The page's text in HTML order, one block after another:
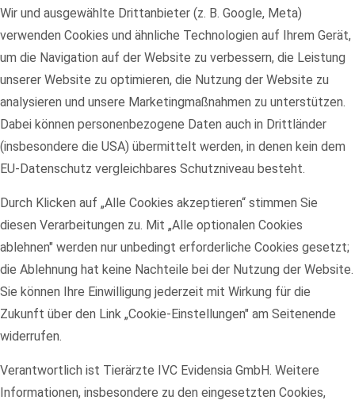
Wir und ausgewählte Drittanbieter (z. B. Google, Meta)
verwenden Cookies und ähnliche Technologien auf Ihrem Gerät,
um die Navigation auf der Website zu verbessern, die Leistung
unserer Website zu optimieren, die Nutzung der Website zu
analysieren und unsere Marketingmaßnahmen zu unterstützen.
Dabei können personenbezogene Daten auch in Drittländer
(insbesondere die USA) übermittelt werden, in denen kein dem
EU-Datenschutz vergleichbares Schutzniveau besteht.
Durch Klicken auf „Alle Cookies akzeptieren“ stimmen Sie
diesen Verarbeitungen zu. Mit „Alle optionalen Cookies
ablehnen" werden nur unbedingt erforderliche Cookies gesetzt;
die Ablehnung hat keine Nachteile bei der Nutzung der Website.
Sie können Ihre Einwilligung jederzeit mit Wirkung für die
Zukunft über den Link „Cookie-Einstellungen" am Seitenende
widerrufen.
Verantwortlich ist Tierärzte IVC Evidensia GmbH. Weitere
Informationen, insbesondere zu den eingesetzten Cookies,